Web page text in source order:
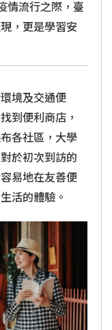
情流行之際，臺
，更是學習安
境及交通便
到便利商店，
各社區，大學
於初次到訪的
易地在友善便
活的體驗。